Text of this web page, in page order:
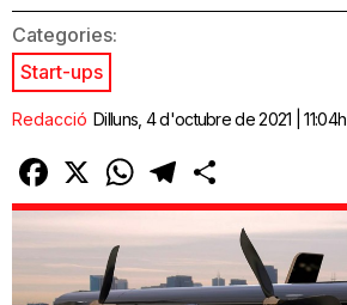
Categories:
Start-ups
Redacció Dilluns, 4 d'octubre de 2021 | 11:04h
Facebook
X WhatsAppTelegram